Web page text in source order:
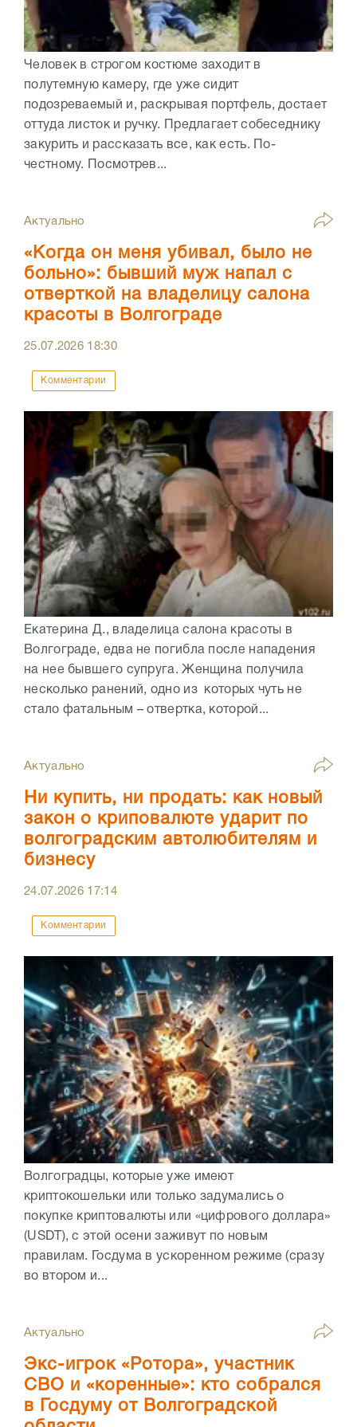
Человек в строгом костюме заходит в
полутемную камеру, где уже сидит
подозреваемый и, раскрывая портфель, достает
оттуда листок и ручку. Предлагает собеседнику
закурить и рассказать все, как есть. По-
честному. Посмотрев...
Актуально
«Когда он меня убивал, было не
больно»: бывший муж напал с
отверткой на владелицу салона
красоты в Волгограде
25.07.2026 18:30
Комментарии
Екатерина Д., владелица салона красоты в
Волгограде, едва не погибла после нападения
на нее бывшего супруга. Женщина получила
несколько ранений, одно из которых чуть не
стало фатальным – отвертка, которой...
Актуально
Ни купить, ни продать: как новый
закон о криповалюте ударит по
волгоградским автолюбителям и
бизнесу
24.07.2026 17:14
Комментарии
Волгоградцы, которые уже имеют
криптокошельки или только задумались о
покупке криптовалюты или «цифрового доллара»
(USDT), с этой осени заживут по новым
правилам. Госдума в ускоренном режиме (сразу
во втором и...
Актуально
Экс-игрок «Ротора», участник
СВО и «коренные»: кто собрался
в Госдуму от Волгоградской